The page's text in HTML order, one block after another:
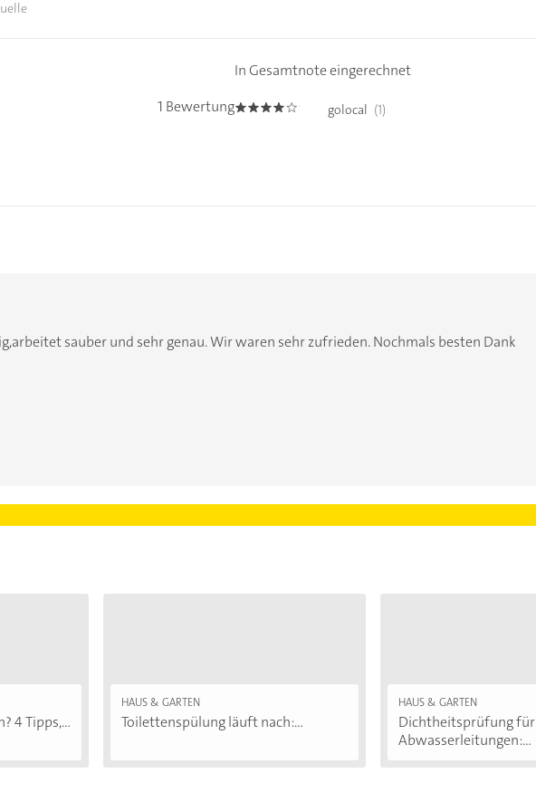
1 Bewertung
In Gesamtnote eingerechnet
4.0 golocal (1)
sauber und sehr genau. Wir waren sehr zufrieden. Nochmals besten Dank
4 Tipps,...
HAUS & GARTEN
Toilettenspülung läuft nach:...
HAUS & GARTEN
Dichtheitsprüfung für
Abwasserleitungen:...